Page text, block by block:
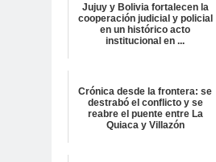
Jujuy y Bolivia fortalecen la
cooperación judicial y policial
en un histórico acto
institucional en ...
Crónica desde la frontera: se
destrabó el conflicto y se
reabre el puente entre La
Quiaca y Villazón